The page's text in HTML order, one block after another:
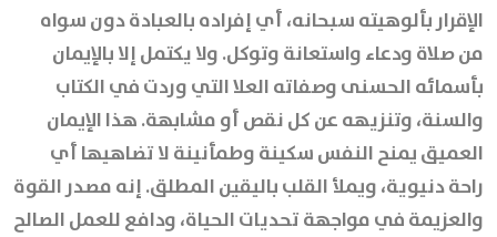
الإقرار بألوهيته سبحانه، أي إفراده بالعبادة دون سواه
من صلاة ودعاء واستعانة وتوكل. ولا يكتمل إلا بالإيمان
بأسمائه الحسنى وصفاته العلا التي وردت في الكتاب
والسنة، وتنزيهه عن كل نقص أو مشابهة. هذا الإيمان
العميق يمنح النفس سكينة وطمأنينة لا تضاهيها أي
راحة دنيوية، ويملأ القلب باليقين المطلق. إنه مصدر القوة
والعزيمة في مواجهة تحديات الحياة، ودافع للعمل الصالح